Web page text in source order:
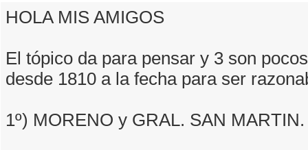
HOLA MIS AMIGOS
El tópico da para pensar y 3 son
desde 1810 a la fecha para ser
1º) MORENO y GRAL. SAN MARTIN.